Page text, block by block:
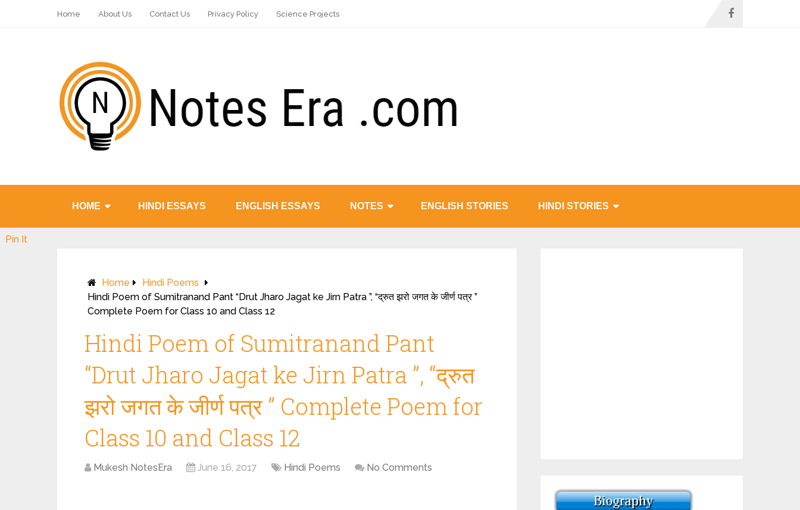
Home About Us Contact Us Privacy Policy Science Projects
HOME HINDI ESSAYS ENGLISH ESSAYS NOTES ENGLISH STORIES HINDI STORIES
Home
Hindi Poems
Hindi Poem of Sumitranand Pant “Drut Jharo Jagat ke Jirn Patra ”, “द्रुत झरो जगत के जीर्ण पत्र ”
Complete Poem for Class 10 and Class 12
Hindi Poem of Sumitranand Pant
“Drut Jharo Jagat ke Jirn Patra ”, “द्रुत
झरो जगत के जीर्ण पत्र ” Complete Poem for
Class 10 and Class 12
Mukesh NotesEra June 16, 2017 Hindi Poems No Comments
Pin It